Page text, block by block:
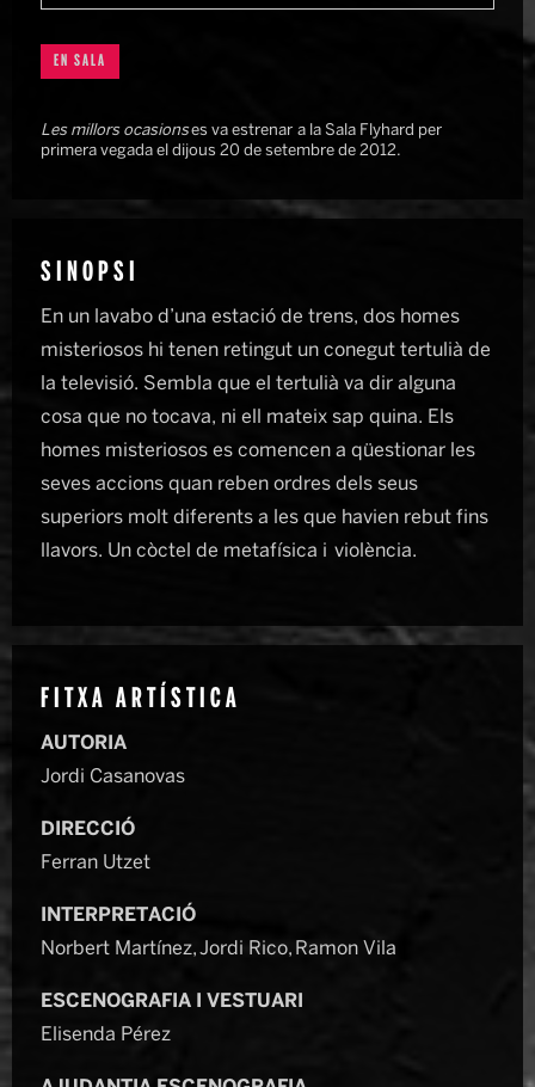
EN SALA
Les millors ocasionses va estrenar a la Sala Flyhard per
primera vegada el dijous 20 de setembre de 2012.
SINOPSI
En un lavabo d’una estació de trens, dos homes
misteriosos hi tenen retingut un conegut tertulià de
la televisió. Sembla que el tertulià va dir alguna
cosa que no tocava, ni ell mateix sap quina. Els
homes misteriosos es comencen a qüestionar les
seves accions quan reben ordres dels seus
superiors molt diferents a les que havien rebut fins
llavors. Un còctel de metafísica i violència.
FITXA ARTÍSTICA
AUTORIA
Jordi Casanovas
DIRECCIÓ
Ferran Utzet
INTERPRETACIÓ
Norbert Martínez, Jordi Rico, Ramon Vila
ESCENOGRAFIA I VESTUARI
Elisenda Pérez